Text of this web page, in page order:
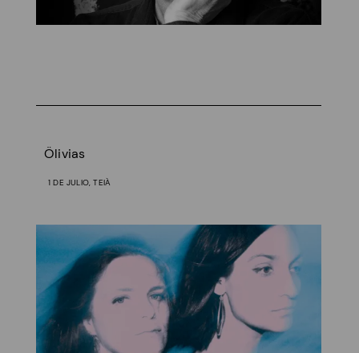
Ölivias
1 DE JULIO, TEIÀ